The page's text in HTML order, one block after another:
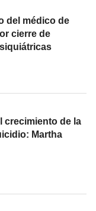
del médico de
cierre de
crecimiento de la
Martha